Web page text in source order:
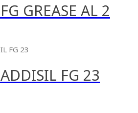
GREASE AL 2
FG 23